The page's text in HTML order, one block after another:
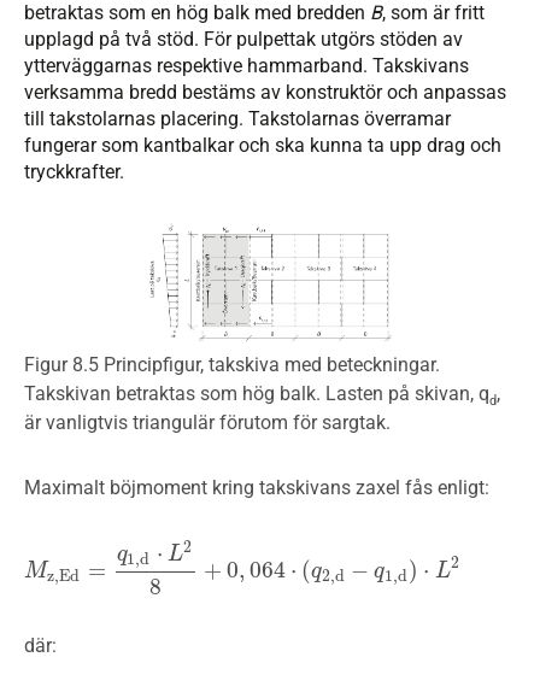
betraktas som en hög balk med bredden B, som är fritt
upplagd på två stöd. För pulpettak utgörs stöden av
ytterväggarnas respektive hammarband. Takskivans
verksamma bredd bestäms av konstruktör och anpassas
till takstolarnas placering. Takstolarnas överramar
fungerar som kantbalkar och ska kunna ta upp drag­ och
tryckkrafter.
Figur 8.5 Principfigur, takskiva med beteckningar.
Takskivan betraktas som hög balk. Lasten på skivan, qd,
är vanligtvis triangulär förutom för sargtak.
Maximalt böjmoment kring takskivans z­axel fås enligt:
Mz,Ed =
q1,d ⋅ L2
8
+ 0, 064 ⋅ (q2,d − q1,d) ⋅ L2
Mz, Ed= q1 d⋅L28+0,064⋅ (q2,d−q 1 ,d)⋅L2
där: